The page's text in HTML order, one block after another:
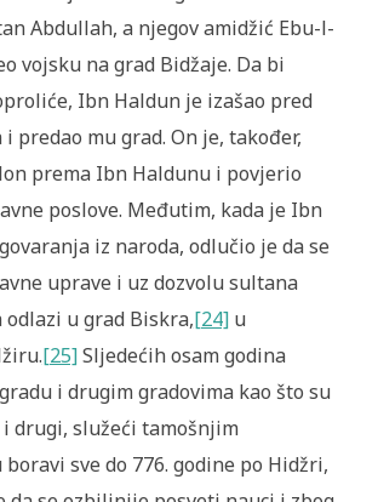
Abdullah, a njegov amidžić Ebu-l-
vojsku na grad Bidžaje. Da bi
Ibn Haldun je izašao pred
predao mu grad. On je, također,
prema Ibn Haldunu i povjerio
poslove. Međutim, kada je Ibn
iz naroda, odlučio je da se
uprave i uz dozvolu sultana
odlazi u grad Biskra,[24]u
[25]Sljedećih osam godina
i drugim gradovima kao što su
i drugi, služeći tamošnjim
sve do 776. godine po Hidžri,